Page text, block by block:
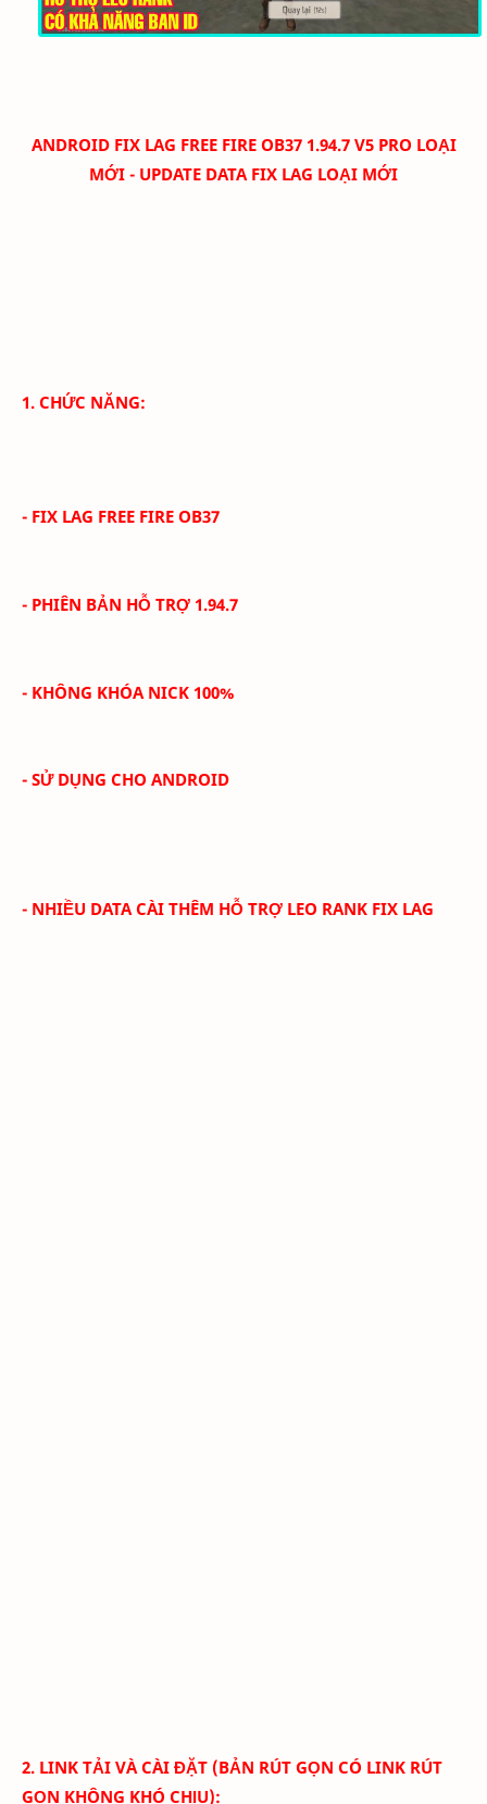
ANDROID FIX LAG FREE FIRE OB37 1.94.7 V5 PRO LOẠI
MỚI - UPDATE DATA FIX LAG LOẠI MỚI
1. CHỨC NĂNG:
- FIX LAG FREE FIRE OB37
- PHIÊN BẢN HỖ TRỢ 1.94.7
- KHÔNG KHÓA NICK 100%
- SỬ DỤNG CHO ANDROID
- NHIỀU DATA CÀI THÊM HỖ TRỢ LEO RANK FIX LAG
2. LINK TẢI VÀ CÀI ĐẶT (BẢN RÚT GỌN CÓ LINK RÚT
GỌN KHÔNG KHÓ CHỊU):